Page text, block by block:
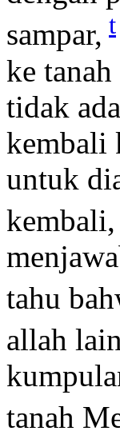
sampar, t
ke
tidak
kembali
untuk
tahu
allah
tanah